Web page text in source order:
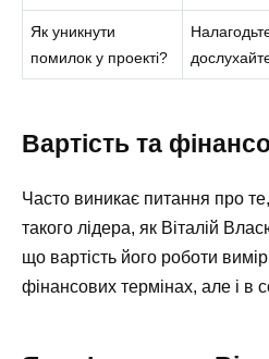
Як уникнути
помилок у проекті?
Вартість та
Часто виникає питання про те,
такого лідера, як Віталій
що вартість його роботи
фінансових термінах, але і в